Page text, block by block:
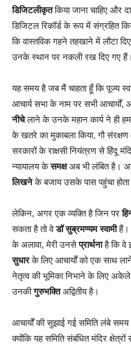
डिजिटलीकृतकिया जाना चाहिए और
डिजिटल रिकॉर्ड के रूप में संग्रहित
कि वास्तविक गहने तहखाने में लौटा
उनके स्थान पर नकली रख दिए गए हैं।
यह समय है जब मैं चाहता हूँ कि पूज्य
आचार्य सभा के नाम पर सभी
नीचेलाने के उनके महान कार्य ने ही
के खतरे का मुकाबला किया, गौ संरक्षण
सरकारों के राक्षसी नियंत्रण से हिंदू
न्यायालय केसमक्षअब भी लंबित है।
लिखनेके बजाय उसके पास पहुंचा
लेकिन, अगर एक व्यक्ति है जिन पर
सकता है तो वेडॉ सुब्रमण्यम स्वामीहैं।
के अलावा, मेरी उनसेप्रार्थनाहै कि वे
सुधारके लिए आचार्यों को एक साथ
नेतृत्व की भूमिका निभाने के लिए अकेले
उनकीगुरुभक्तिअद्वितीय है।
आचार्यों की सुझाई गई समिति लंबे
क्योंकि यह समिति संबंधित मंदिर